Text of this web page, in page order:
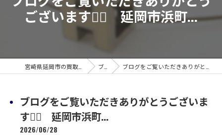
ございます🙇‍♀️ 延岡市浜町...
ブログ ブログをご覧いただきありがとうございます🙇‍♀️ 延岡市浜町...
ブログをご覧いただきありがとうございま
す🙇‍♀️ 延岡市浜町...
2026/06/28